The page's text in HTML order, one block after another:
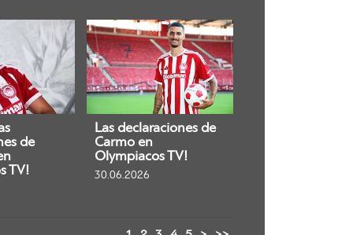
de
TV!
Las declaraciones de
Carmo en
Olympiacos TV!
30.06.2026